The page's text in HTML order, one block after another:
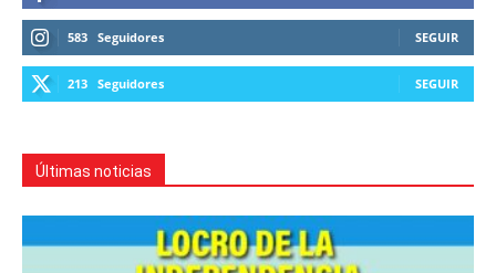
583 Seguidores SEGUIR
213 Seguidores SEGUIR
Últimas noticias